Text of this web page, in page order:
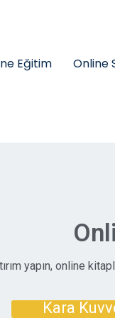
Eğitim Online
yapın, online
Kara